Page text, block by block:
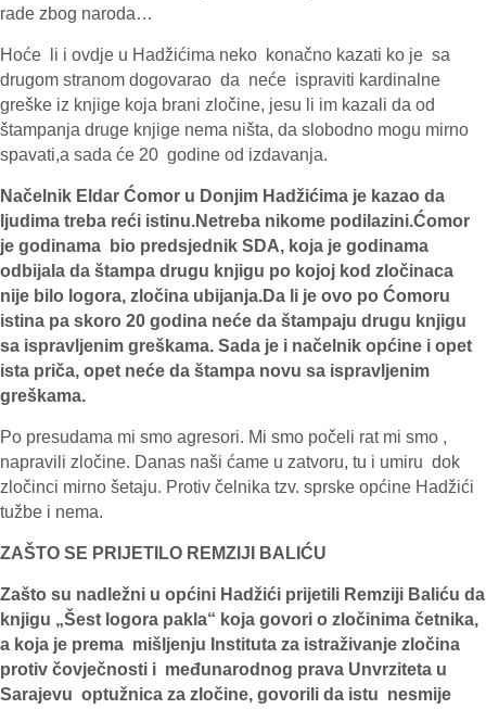
rade zbog naroda…
Hoće li i ovdje u Hadžićima neko konačno kazati ko je sa
drugom stranom dogovarao da neće ispraviti kardinalne
greške iz knjige koja brani zločine, jesu li im kazali da od
štampanja druge knjige nema ništa, da slobodno mogu mirno
spavati,a sada će 20 godine od izdavanja.
Načelnik Eldar Ćomor u Donjim Hadžićima je kazao da
ljudima treba reći istinu.Netreba nikome podilazini.Ćomor
je godinama bio predsjednik SDA, koja je godinama
odbijala da štampa drugu knjigu po kojoj kod zločinaca
nije bilo logora, zločina ubijanja.Da li je ovo po Ćomoru
istina pa skoro 20 godina neće da štampaju drugu knjigu
sa ispravljenim greškama. Sada je i načelnik općine i opet
ista priča, opet neće da štampa novu sa ispravljenim
greškama.
Po presudama mi smo agresori. Mi smo počeli rat mi smo ,
napravili zločine. Danas naši ćame u zatvoru, tu i umiru dok
zločinci mirno šetaju. Protiv čelnika tzv. sprske općine Hadžići
tužbe i nema.
ZAŠTO SE PRIJETILO REMZIJI BALIĆU
Zašto su nadležni u općini Hadžići prijetili Remziji Baliću da
knjigu „Šest logora pakla“ koja govori o zločinima četnika,
a koja je prema mišljenju Instituta za istraživanje zločina
protiv čovječnosti i međunarodnog prava Unvrziteta u
Sarajevu optužnica za zločine, govorili da istu nesmije